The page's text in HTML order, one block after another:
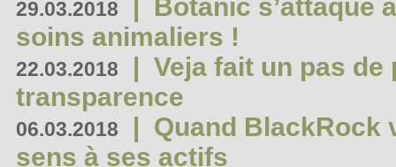
29.03.2018 | Botanic s’attaque
soins animaliers !
22.03.2018 | Veja fait un pas de
transparence
06.03.2018 | Quand BlackRock
sens à ses actifs